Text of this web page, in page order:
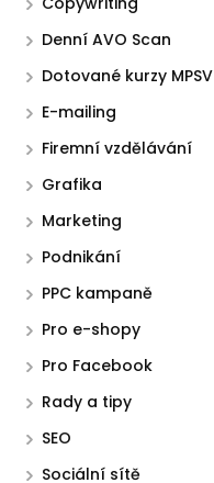
Denní AVO Scan
Dotované kurzy MPSV
E-mailing
Firemní vzdělávání
Grafika
Marketing
Podnikání
PPC kampaně
Pro e-shopy
Pro Facebook
Rady a tipy
SEO
Sociální sítě